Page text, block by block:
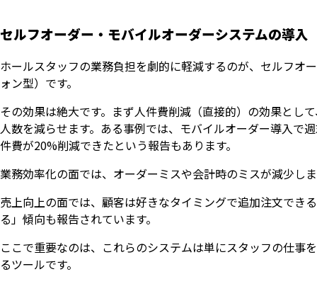
セルフオーダー・モバイルオーダーシステムの導入
ホールスタッフの業務負担を劇的に軽減するのが、セルフオ
ォン型）です。
その効果は絶大です。まず人件費削減（直接的）の効果とし
人数を減らせます。ある事例では、モバイルオーダー導入で
件費が20%削減できたという報告もあります。
業務効率化の面では、オーダーミスや会計時のミスが減少し
売上向上の面では、顧客は好きなタイミングで追加注文でき
る」傾向も報告されています。
ここで重要なのは、これらのシステムは単にスタッフの仕事
るツールです。